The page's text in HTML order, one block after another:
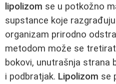
lipolizom se u potkožno
supstance koje
organizam prirodno
metodom može se
bokovi, unutrašnja strana
i podbratjak. Lipolizom se